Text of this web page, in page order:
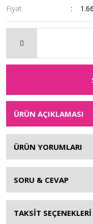
Fiyat
ÜRÜN AÇIKLAMASI
ÜRÜN YORUMLARI
SORU & CEVAP
TAKSİT SEÇENEKLERİ